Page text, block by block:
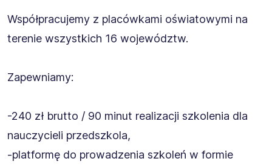
Współpracujemy z placówkami oświatowymi na
terenie wszystkich 16 województw.
Zapewniamy:
-240 zł brutto / 90 minut realizacji szkolenia dla
nauczycieli przedszkola,
-platformę do prowadzenia szkoleń w formie